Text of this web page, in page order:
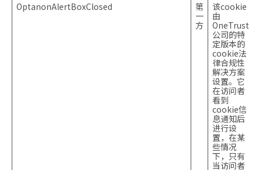
OptanonAlertBoxClosed
第
一
方
该cookie
由
OneTrust
公司的特
定版本的
cookie法
律合规性
解决方案
设置。它
在访问者
看到
cookie信
息通知后
进行设
置，在某
些情况
下，只有
当访问者